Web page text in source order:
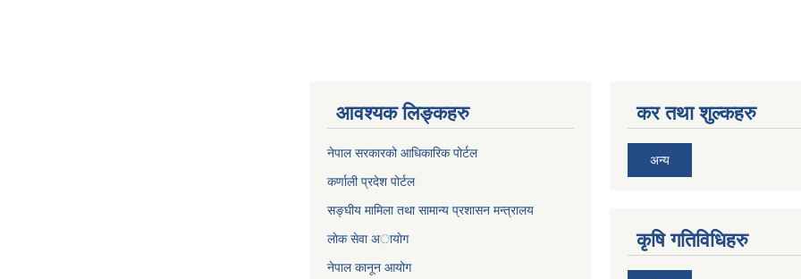
आवश्यक लिङ्कहरु
नेपाल सरकारको आधिकारिक पोर्टल
कर्णाली प्रदेश पोर्टल
सङ्घीय मामिला तथा सामान्य प्रशासन मन्त्रालय
लाेक सेवा अायाेग
नेपाल कानून आयोग
कर तथा शुल्कहरु
अन्य
कृषि गतिविधिहरु